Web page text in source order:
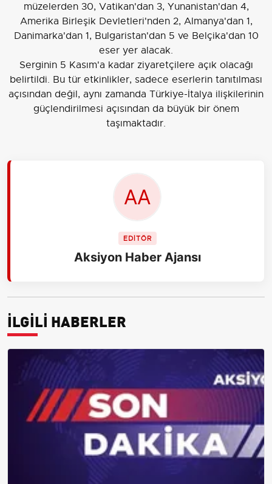
müzelerden 30, Vatikan'dan 3, Yunanistan'dan 4,
Amerika Birleşik Devletleri'nden 2, Almanya'dan 1,
Danimarka'dan 1, Bulgaristan'dan 5 ve Belçika'dan 10
eser yer alacak.
Serginin 5 Kasım'a kadar ziyaretçilere açık olacağı
belirtildi. Bu tür etkinlikler, sadece eserlerin tanıtılması
açısından değil, aynı zamanda Türkiye-İtalya ilişkilerinin
güçlendirilmesi açısından da büyük bir önem
taşımaktadır.
EDİTÖR
Aksiyon Haber Ajansı
İLGİLİ HABERLER